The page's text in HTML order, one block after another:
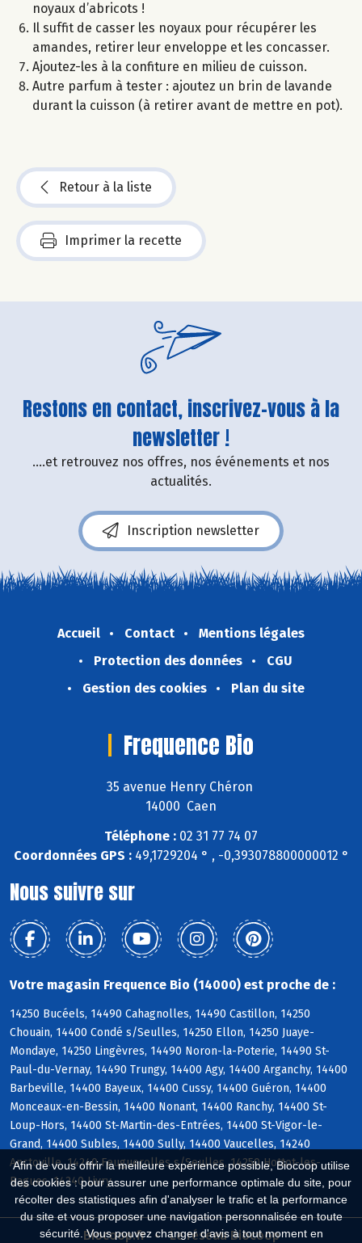
Afin de vous offrir la meilleure expérience possible, Biocoop utilise
des cookies : pour assurer une performance optimale du site, pour
récolter des statistiques afin d'analyser le trafic et la performance
du site et vous proposer une navigation personnalisée en toute
sécurité. Vous pouvez changer d'avis à tout moment en
noyaux d’abricots !
Il suffit de casser les noyaux pour récupérer les
amandes, retirer leur enveloppe et les concasser.
Ajoutez-les à la confiture en milieu de cuisson.
Autre parfum à tester : ajoutez un brin de lavande
durant la cuisson (à retirer avant de mettre en pot).
Retour à la liste
Imprimer la recette
Restons en contact, inscrivez-vous à la
newsletter !
....et retrouvez nos offres, nos événements et nos
actualités.
Inscription newsletter
Accueil Contact
Mentions légales
Protection des données
CGU
Gestion des cookies
Plan du site
Frequence Bio
35 avenue Henry Chéron
14000 Caen
Téléphone : 02 31 77 74 07
Coordonnées GPS :49,1729204 ° , -0,393078800000012 °
Nous suivre sur
Votre magasin Frequence Bio (14000) est proche de :
14250 Bucéels, 14490 Cahagnolles, 14490 Castillon, 14250
Chouain, 14400 Condé s/Seulles, 14250 Ellon, 14250 Juaye-
Mondaye, 14250 Lingèvres, 14490 Noron-la-Poterie, 14490 St-
Paul-du-Vernay, 14490 Trungy, 14400 Agy, 14400 Arganchy, 14400
Barbeville, 14400 Bayeux, 14400 Cussy, 14400 Guéron, 14400
Monceaux-en-Bessin, 14400 Nonant, 14400 Ranchy, 14400 St-
Loup-Hors, 14400 St-Martin-des-Entrées, 14400 St-Vigor-le-
Grand, 14400 Subles, 14400 Sully, 14400 Vaucelles, 14240
Anctoville, 14240 Feuguerolles s/Seulles, 14250 Hottot-les-
Bagues, 14240 Livry
Biocoop.fr Le réseau Biocoop